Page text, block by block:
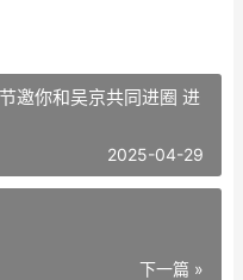
邀你和吴京共同进圈 进
2025-04-29
下一篇 »